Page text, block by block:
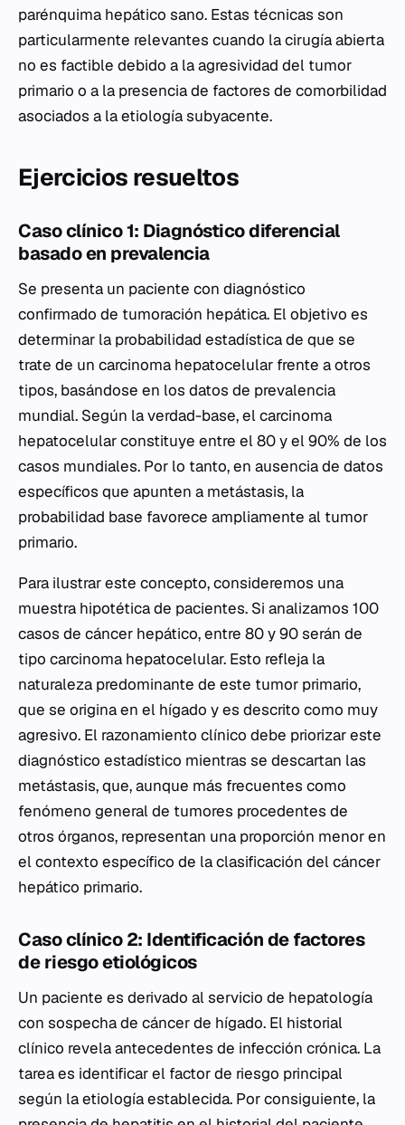
parénquima hepático sano. Estas técnicas son
particularmente relevantes cuando la cirugía abierta
no es factible debido a la agresividad del tumor
primario o a la presencia de factores de comorbilidad
asociados a la etiología subyacente.
Ejercicios resueltos
Caso clínico 1: Diagnóstico diferencial
basado en prevalencia
Se presenta un paciente con diagnóstico
confirmado de tumoración hepática. El objetivo es
determinar la probabilidad estadística de que se
trate de un carcinoma hepatocelular frente a otros
tipos, basándose en los datos de prevalencia
mundial. Según la verdad-base, el carcinoma
hepatocelular constituye entre el 80 y el 90% de los
casos mundiales. Por lo tanto, en ausencia de datos
específicos que apunten a metástasis, la
probabilidad base favorece ampliamente al tumor
primario.
Para ilustrar este concepto, consideremos una
muestra hipotética de pacientes. Si analizamos 100
casos de cáncer hepático, entre 80 y 90 serán de
tipo carcinoma hepatocelular. Esto refleja la
naturaleza predominante de este tumor primario,
que se origina en el hígado y es descrito como muy
agresivo. El razonamiento clínico debe priorizar este
diagnóstico estadístico mientras se descartan las
metástasis, que, aunque más frecuentes como
fenómeno general de tumores procedentes de
otros órganos, representan una proporción menor en
el contexto específico de la clasificación del cáncer
hepático primario.
Caso clínico 2: Identificación de factores
de riesgo etiológicos
Un paciente es derivado al servicio de hepatología
con sospecha de cáncer de hígado. El historial
clínico revela antecedentes de infección crónica. La
tarea es identificar el factor de riesgo principal
según la etiología establecida. Por consiguiente, la